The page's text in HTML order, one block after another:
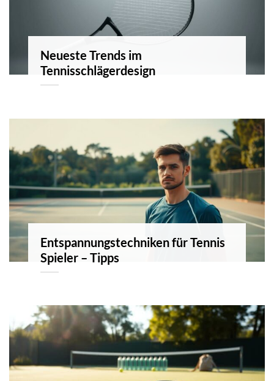
Neueste Trends im
Tennisschlägerdesign
Entspannungstechniken für Tennis
Spieler – Tipps